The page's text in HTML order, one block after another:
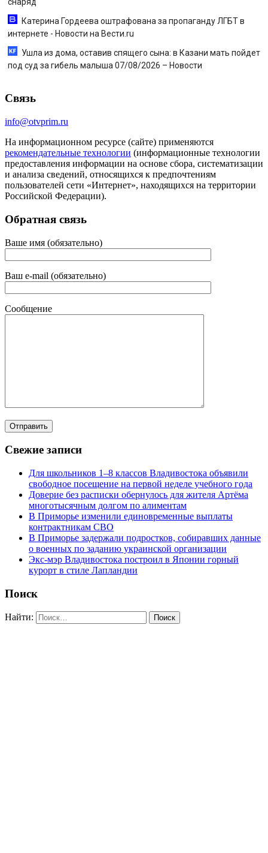
Катерина Гордеева оштрафована за пропаганду ЛГБТ в
интернете - Новости на Вести.ru
Ушла из дома, оставив спящего сына: в Казани мать пойдет
под суд за гибель малыша 07/08/2026 – Новости
Связь
info@otvprim.ru
На информационном ресурсе (сайте) применяются
рекомендательные технологии (информационные технологии
предоставления информации на основе сбора, систематизации
и анализа сведений, относящихся к предпочтениям
пользователей сети «Интернет», находящихся на территории
Российской Федерации).
Обратная связь
Ваше имя (обязательно)
Ваш e-mail (обязательно)
Сообщение
Свежие записи
Для школьников 1–8 классов Владивостока объявили
свободное посещение на первой неделе учебного года
Доверие без расписки обернулось для жителя Артёма
многотысячным долгом по алиментам
В Приморье изменили единовременные выплаты
контрактникам СВО
В Приморье задержали подростков, собиравших данные
о военных по заданию украинской организации
Экс-мэр Владивостока построил в Японии горный
курорт в стиле Лапландии
Поиск
Найти: